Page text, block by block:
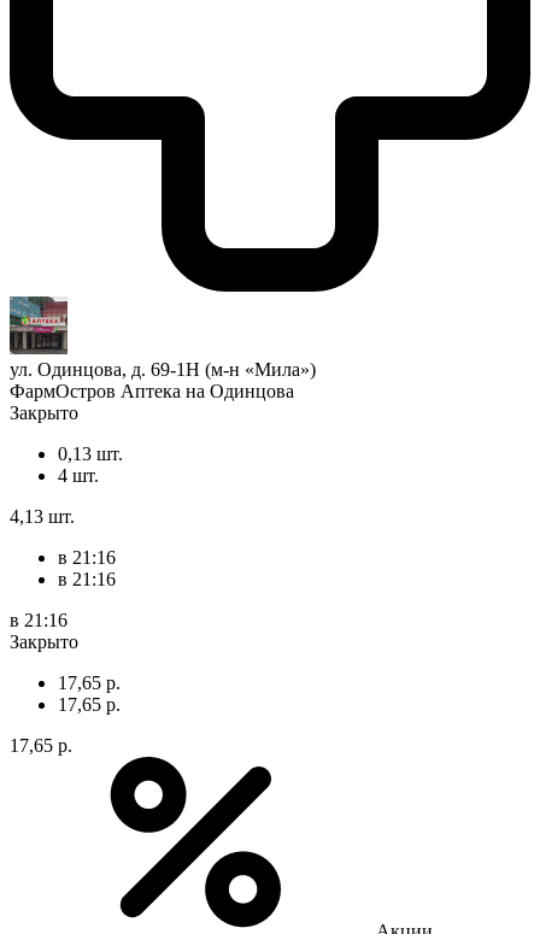
ул. Одинцова, д. 69-1Н (м-н «Мила»)
ФармОстров Аптека на Одинцова
Закрыто
0,13 шт.
4 шт.
4,13 шт.
в 21:16
в 21:16
в 21:16
Закрыто
17,65 р.
17,65 р.
17,65 р.